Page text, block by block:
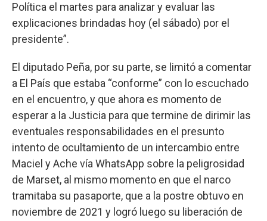
Política el martes para analizar y evaluar las
explicaciones brindadas hoy (el sábado) por el
presidente”.
El diputado Peña, por su parte, se limitó a comentar
a El País que estaba “conforme” con lo escuchado
en el encuentro, y que ahora es momento de
esperar a la Justicia para que termine de dirimir las
eventuales responsabilidades en el presunto
intento de ocultamiento de un intercambio entre
Maciel y Ache vía WhatsApp sobre la peligrosidad
de Marset, al mismo momento en que el narco
tramitaba su pasaporte, que a la postre obtuvo en
noviembre de 2021 y logró luego su liberación de